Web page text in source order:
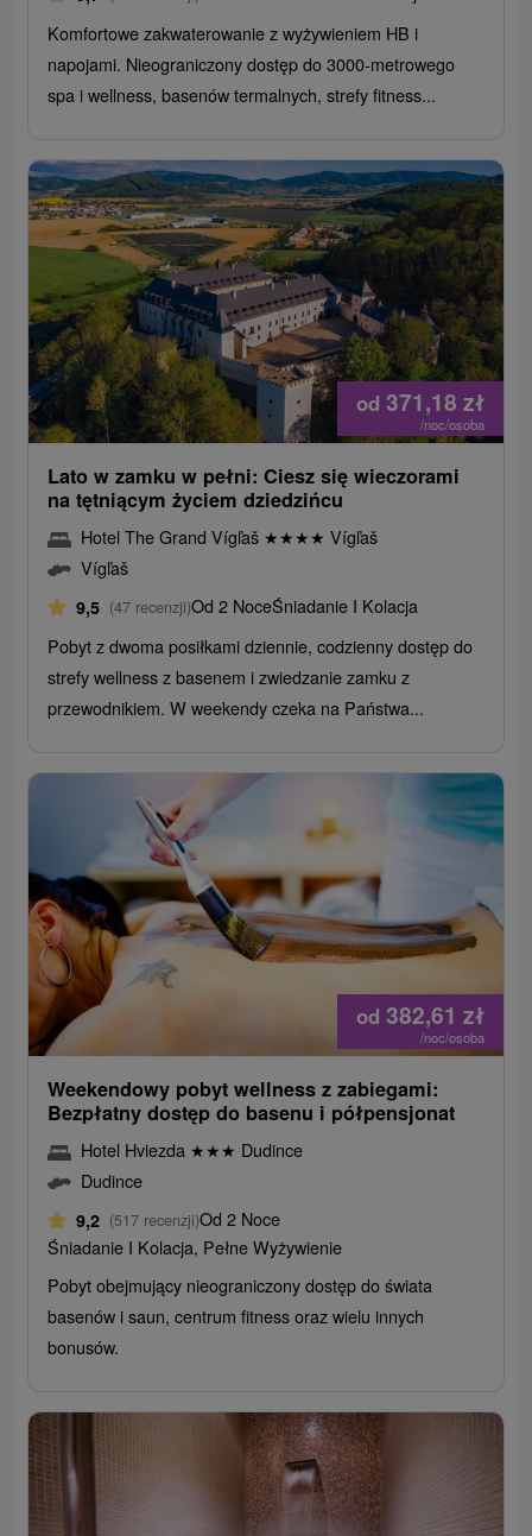
Komfortowe zakwaterowanie z wyżywieniem HB i
napojami. Nieograniczony dostęp do 3000-metrowego
spa i wellness, basenów termalnych, strefy fitness...
od 371,18 zł
/noc/osoba
Lato w zamku w pełni: Ciesz się wieczorami
na tętniącym życiem dziedzińcu
Hotel The Grand Vígľaš ★★★★ Vígľaš
Vígľaš
9,5 (47 recenzji)Od 2 NoceŚniadanie I Kolacja
Pobyt z dwoma posiłkami dziennie, codzienny dostęp do
strefy wellness z basenem i zwiedzanie zamku z
przewodnikiem. W weekendy czeka na Państwa...
od 382,61 zł
/noc/osoba
Weekendowy pobyt wellness z zabiegami:
Bezpłatny dostęp do basenu i półpensjonat
Hotel Hviezda ★★★ Dudince
Dudince
9,2 (517 recenzji)Od 2 Noce
Śniadanie I Kolacja, Pełne Wyżywienie
Pobyt obejmujący nieograniczony dostęp do świata
basenów i saun, centrum fitness oraz wielu innych
bonusów.